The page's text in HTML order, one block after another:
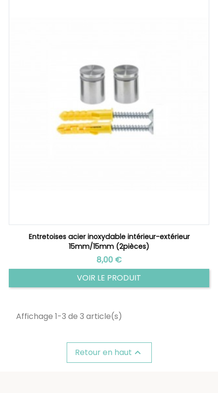
Entretoises acier inoxydable intérieur-extérieur
15mm/15mm (2pièces)
Prix
8,00 €
VOIR LE PRODUIT
Affichage 1-3 de 3 article(s)
Retour en haut 